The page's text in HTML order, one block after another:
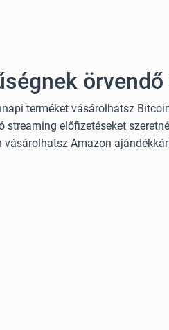
terméket vásárolhatsz
előfizetéseket
Amazon